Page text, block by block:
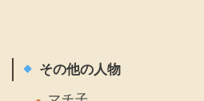
その他の人物